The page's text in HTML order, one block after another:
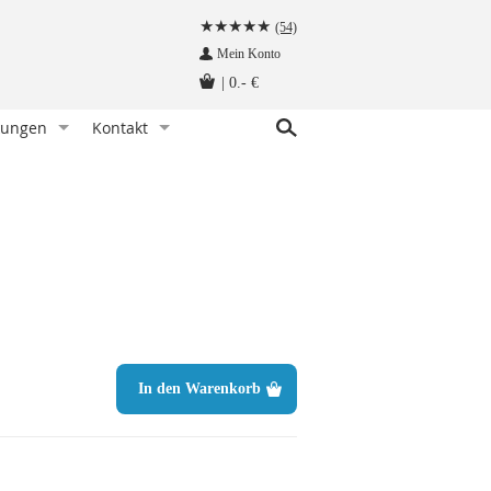
(54)
Mein Konto
0.- €
tragen - wann und zu welchem Anlass
aufbewahren - so geht‘s richtig
befestigt man so!
- wie werden sie getragen
Kontakt
In den Warenkorb